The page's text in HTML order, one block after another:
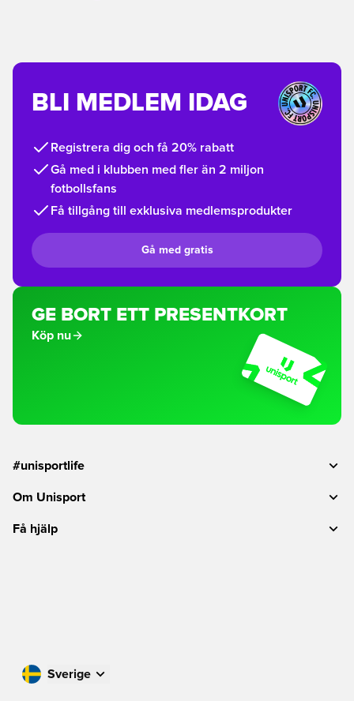
BLI MEDLEM IDAG
Registrera dig och få 20% rabatt
Gå med i klubben med fler än 2 miljon
fotbollsfans
Få tillgång till exklusiva medlemsprodukter
Gå med gratis
GE BORT ETT PRESENTKORT
Köp nu
#unisportlife
Om Unisport
Få hjälp
Sverige